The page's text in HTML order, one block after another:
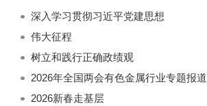
深入学习贯彻习近平党建思想
伟大征程
树立和践行正确政绩观
2026年全国两会有色金属行业专题报道
2026新春走基层